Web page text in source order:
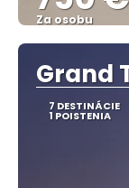
Za osobu
Grand
7 DESTINÁCIE
1 POISTENIA